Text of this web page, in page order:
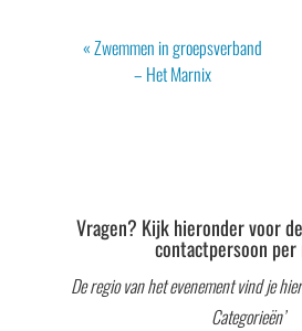
Evenement
«Zwemmen in groepsverband
– Het Marnix
Vragen? Kijk hieronder voor
contactpersoon per
De regio van het evenement vind je
Categorieën’